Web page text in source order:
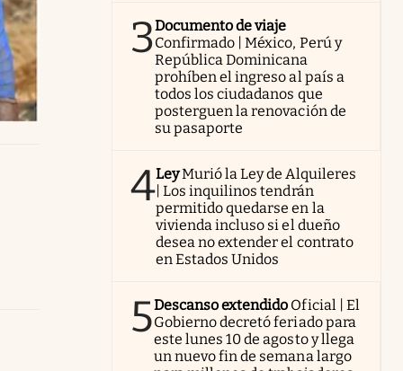
3Documento de viaje
Confirmado | México, Perú y
República Dominicana
prohíben el ingreso al país a
todos los ciudadanos que
posterguen la renovación de
su pasaporte
4LeyMurió la Ley de Alquileres
| Los inquilinos tendrán
permitido quedarse en la
vivienda incluso si el dueño
desea no extender el contrato
en Estados Unidos
5Descanso extendido Oficial | El
Gobierno decretó feriado para
este lunes 10 de agosto y llega
un nuevo fin de semana largo